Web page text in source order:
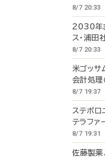
8/7 20:33
2030年
ス・浦田
8/7 20:33
米ゴッサ
会計処理
8/7 19:37
ステボ
テラファ
8/7 19:31
佐藤製